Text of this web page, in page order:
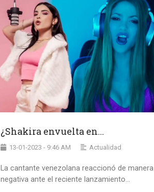
¿Shakira envuelta en...
13-01-2023 - 9:46 AM Actualidad
La cantante venezolana reaccionó de manera
negativa ante el reciente lanzamiento...